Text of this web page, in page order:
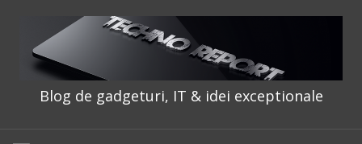
content
Blog de gadgeturi, IT & idei exceptionale